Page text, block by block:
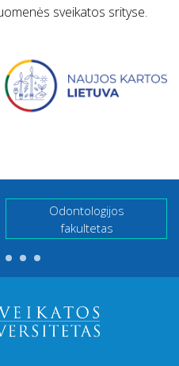
sveikatos srityse.
Odontologijos
fakultetas